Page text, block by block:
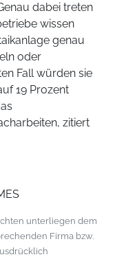
dabei treten
wissen
genau
oder
Fall würden sie
19 Prozent
zitiert
unterliegen dem
Firma bzw.